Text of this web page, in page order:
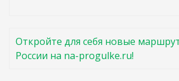
Откройте для себя новые
России на na-progulke.ru!